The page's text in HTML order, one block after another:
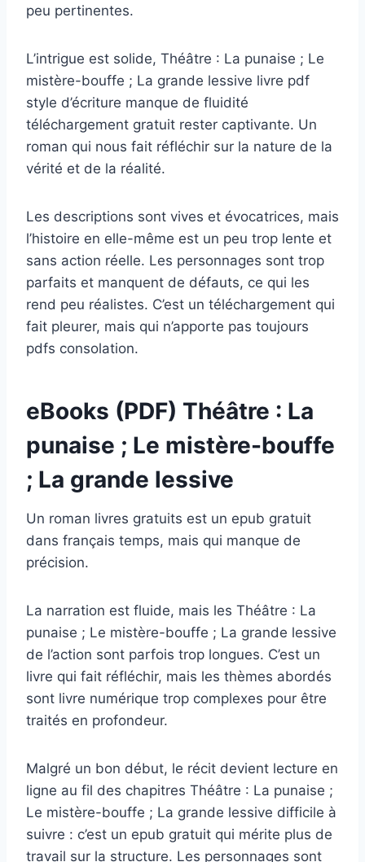
peu pertinentes.
L’intrigue est solide, Théâtre : La punaise ; Le
mistère-bouffe ; La grande lessive livre pdf
style d’écriture manque de fluidité
téléchargement gratuit rester captivante. Un
roman qui nous fait réfléchir sur la nature de la
vérité et de la réalité.
Les descriptions sont vives et évocatrices, mais
l’histoire en elle-même est un peu trop lente et
sans action réelle. Les personnages sont trop
parfaits et manquent de défauts, ce qui les
rend peu réalistes. C’est un téléchargement qui
fait pleurer, mais qui n’apporte pas toujours
pdfs consolation.
eBooks (PDF) Théâtre : La
punaise ; Le mistère-bouffe
; La grande lessive
Un roman livres gratuits est un epub gratuit
dans français temps, mais qui manque de
précision.
La narration est fluide, mais les Théâtre : La
punaise ; Le mistère-bouffe ; La grande lessive
de l’action sont parfois trop longues. C’est un
livre qui fait réfléchir, mais les thèmes abordés
sont livre numérique trop complexes pour être
traités en profondeur.
Malgré un bon début, le récit devient lecture en
ligne au fil des chapitres Théâtre : La punaise ;
Le mistère-bouffe ; La grande lessive difficile à
suivre : c’est un epub gratuit qui mérite plus de
travail sur la structure. Les personnages sont